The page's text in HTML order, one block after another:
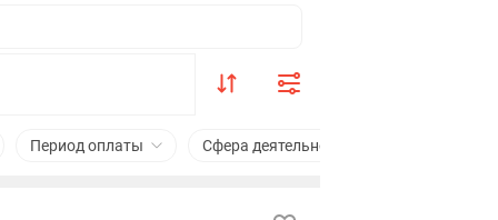
Период оплаты Сфера деятельности